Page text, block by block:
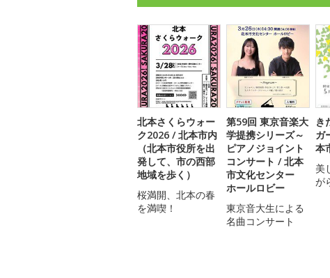
北本さくらウォー
ク2026 / 北本市内
（北本市役所を出
発して、市の西部
地域を歩く）
桜満開、北本の春
を満喫！
第59回 東京音楽大
学提携シリーズ～
ピアノジョイント
コンサート / 北本
市文化センター
ホールロビー
東京音大生による
名曲コンサート
き
ガ
本
美
が